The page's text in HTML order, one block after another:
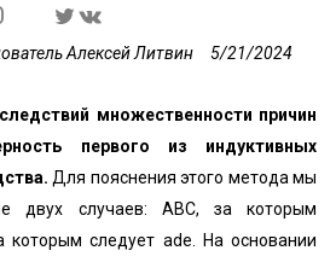
Алексей Литвин 5/21/2024
множественности причин
первого из индуктивных
Для пояснения этого метода мы
двух случаев: ABC, за которым
которым следует ade. На основании